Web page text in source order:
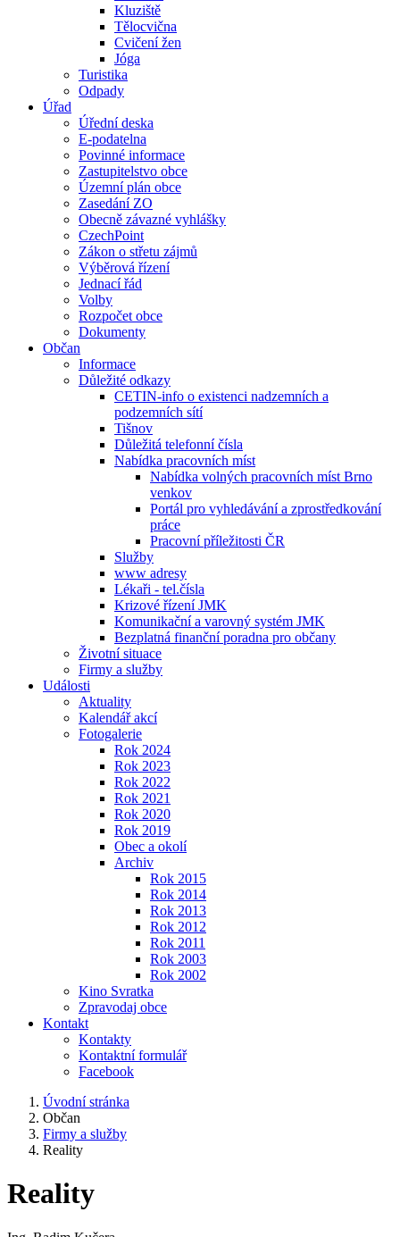
Kluziště
Tělocvična
Cvičení žen
Jóga
Turistika
Odpady
Úřad
Úřední deska
E-podatelna
Povinné informace
Zastupitelstvo obce
Územní plán obce
Zasedání ZO
Obecně závazné vyhlášky
CzechPoint
Zákon o střetu zájmů
Výběrová řízení
Jednací řád
Volby
Rozpočet obce
Dokumenty
Občan
Informace
Důležité odkazy
CETIN-info o existenci nadzemních a
podzemních sítí
Tišnov
Důležitá telefonní čísla
Nabídka pracovních míst
Nabídka volných pracovních míst Brno
venkov
Portál pro vyhledávání a zprostředkování
práce
Pracovní příležitosti ČR
Služby
www adresy
Lékaři - tel.čísla
Krizové řízení JMK
Komunikační a varovný systém JMK
Bezplatná finanční poradna pro občany
Životní situace
Firmy a služby
Události
Aktuality
Kalendář akcí
Fotogalerie
Rok 2024
Rok 2023
Rok 2022
Rok 2021
Rok 2020
Rok 2019
Obec a okolí
Archiv
Rok 2015
Rok 2014
Rok 2013
Rok 2012
Rok 2011
Rok 2003
Rok 2002
Kino Svratka
Zpravodaj obce
Kontakt
Kontakty
Kontaktní formulář
Facebook
Úvodní stránka
Občan
Firmy a služby
Reality
Reality